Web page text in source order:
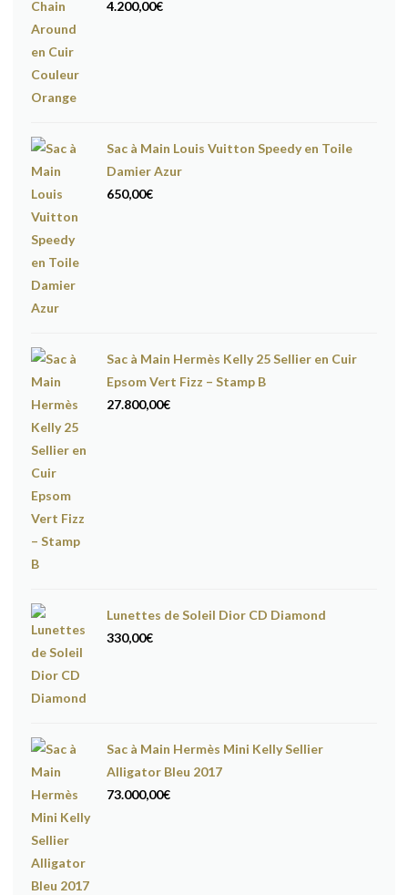
4.200,00€
Sac à Main Louis Vuitton Speedy en Toile
Damier Azur
650,00€
Sac à Main Hermès Kelly 25 Sellier en Cuir
Epsom Vert Fizz – Stamp B
27.800,00€
Lunettes de Soleil Dior CD Diamond
330,00€
Sac à Main Hermès Mini Kelly Sellier
Alligator Bleu 2017
73.000,00€